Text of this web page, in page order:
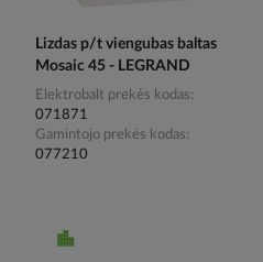
Lizdas p/t viengubas baltas
Mosaic 45 - LEGRAND
Elektrobalt prekės kodas
071871
Gamintojo prekės kodas
077210